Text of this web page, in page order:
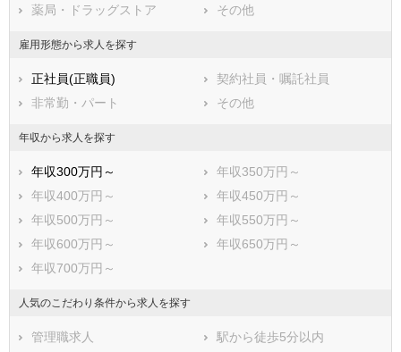
富津市
浦安市
四街道市
白井市
富里市
南房総市
匝瑳市
香取市
印旛郡酒々井町
印旛郡栄町
香取郡神崎町
香取郡多古町
香取郡東庄町
山武郡九十九里町
山武郡芝山町
山武郡横芝光町
長生郡一宮町
長生郡長生村
薬局・ドラッグストア その他
雇用形態から求人を探す
正社員(正職員)
契約社員・嘱託社員
非常勤・パート
その他
年収から求人を探す
年収300万円～
年収350万円～
年収400万円～
年収450万円～
年収500万円～
年収550万円～
年収600万円～
年収650万円～
年収700万円～
人気のこだわり条件から求人を探す
管理職求人
駅から徒歩5分以内